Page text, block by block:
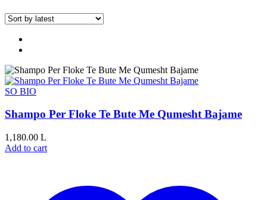
SO BIO
Shampo Per Floke Te Bute Me Qumesht Bajame
1,180.00 L
Add to cart